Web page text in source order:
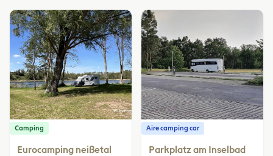
Camping
Eurocamping neißetal
Aire camping car
Parkplatz am Inselbad